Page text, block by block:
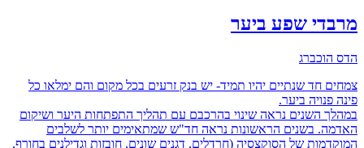
מרבדי שפע ביער
הדס הוכברג
צמחים חד שנתיים יהיו תמיד- יש בנק זרעים בכל מקום והם ימלאו כל
פינה פנויה ביער.
במהלך השנים נראה שינוי בהרכבם עם תהליך התפתחות היער ושיקום
האדמה. בשנים הראשונות נראה חד"ש שמתאימים יותר לשלבים
המוקדמות של הסוקצסיה (חרדלים, דגנים שונים, חובזות וגדילנים בחורף,